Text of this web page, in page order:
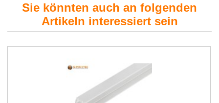
Sie könnten auch an folgenden
Artikeln interessiert sein